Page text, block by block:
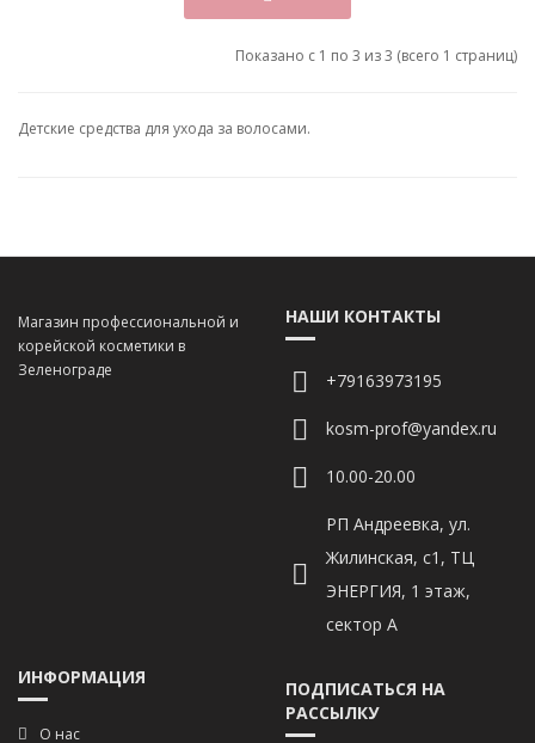
Показано с 1 по 3 из 3 (всего 1 страниц)
Детские средства для ухода за волосами.
Магазин профессиональной и
корейской косметики в
Зеленограде
НАШИ КОНТАКТЫ
+79163973195
kosm-prof@yandex.ru
10.00-20.00
РП Андреевка, ул.
Жилинская, с1, ТЦ
ЭНЕРГИЯ, 1 этаж,
сектор А
ИНФОРМАЦИЯ
О нас
ПОДПИСАТЬСЯ НА
РАССЫЛКУ